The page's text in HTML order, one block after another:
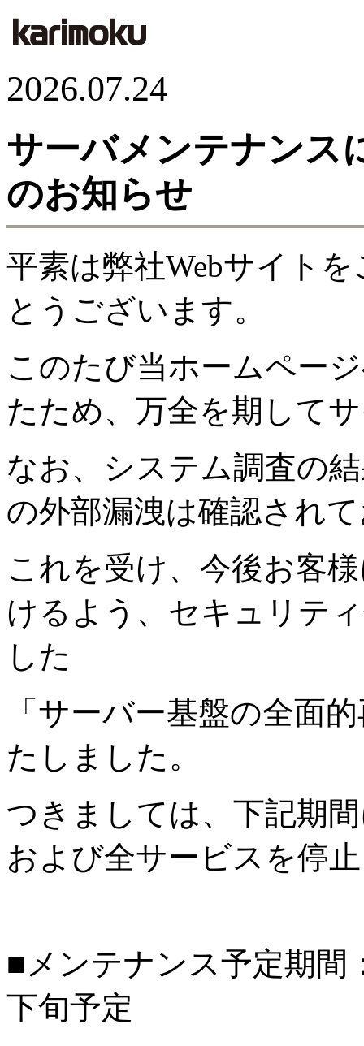
2026.07.24
サーバメンテナンス
のお知らせ
平素は弊社Webサイト
とうございます。
このたび当ホームペー
たため、万全を期して
なお、システム調査の
の外部漏洩は確認され
これを受け、今後お客
けるよう、セキュリテ
した
「サーバー基盤の全面
たしました。
つきましては、下記期
および全サービスを停
■メンテナンス予定期間
下旬予定